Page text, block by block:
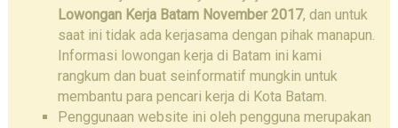
Lowongan Kerja Batam November 2017, dan untuk
saat ini tidak ada kerjasama dengan pihak manapun.
Informasi lowongan kerja di Batam ini kami
rangkum dan buat seinformatif mungkin untuk
membantu para pencari kerja di Kota Batam.
Penggunaan website ini oleh pengguna merupakan